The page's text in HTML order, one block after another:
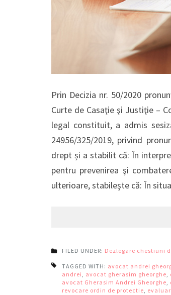
Prin Decizia nr. 50/2020
Curte de Casaţie şi Justiţie –
legal constituit, a admis
24956/325/2019, privind
drept și a stabilit că: În
pentru prevenirea şi
ulterioare, stabileşte că: În
FILED UNDER: Dezlegare chestiuni
TAGGED WITH: avocat andrei
andrei, avocat gherasim gheorghe,
avocat Gherasim Andrei Gheorghe,
revocare ordin de protectie,